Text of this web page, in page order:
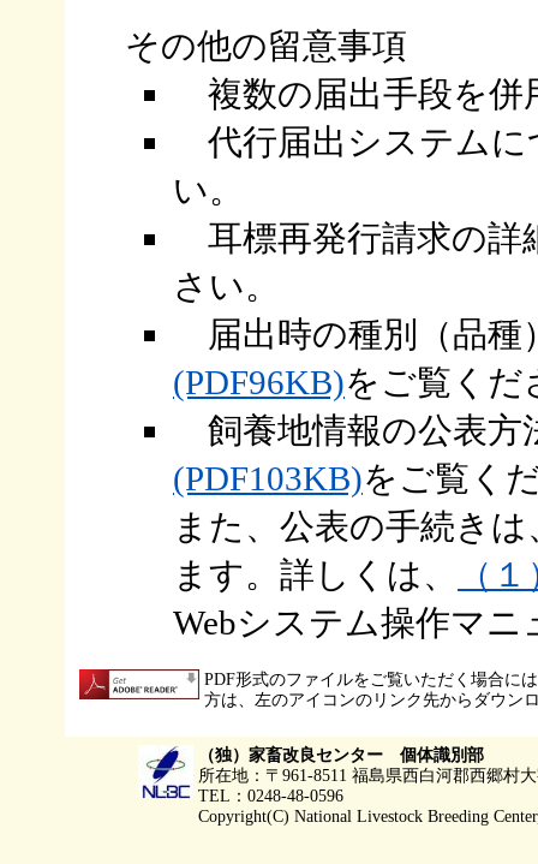
その他の留意事
複数の届出手段を併
代行届出システムに
い。
耳標再発行請求の詳
さい。
届出時の種別（品種
(PDF96KB)をご覧
飼養地情報の公表方
(PDF103KB)をご覧く
また、公表の手続き
ます。詳しくは、
（
Webシステム操作マ
PDF形式のファイルをご覧いただく場合に
方は、左のアイコンのリンク先からダウン
（独）家畜改良センター 個体識別部
所在地：〒961-8511 福島県西白河郡西郷村
TEL：0248-48-0596
Copyright(C) National Livestock Breeding